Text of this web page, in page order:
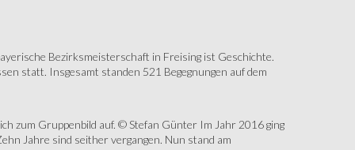
Bezirksmeisterschaft in Freising ist Geschichte.
statt. Insgesamt standen 521 Begegnungen auf dem
zum Gruppenbild auf. © Stefan Günter Im Jahr 2016 ging
Jahre sind seither vergangen. Nun stand am